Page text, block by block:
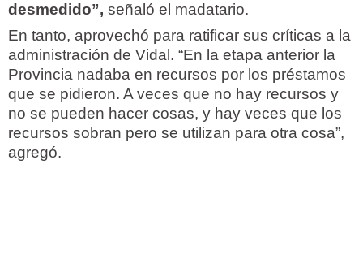
desmedido”, señaló el madatario.
En tanto, aprovechó para ratificar sus críticas a la
administración de Vidal. “En la etapa anterior la
Provincia nadaba en recursos por los préstamos
que se pidieron. A veces que no hay recursos y
no se pueden hacer cosas, y hay veces que los
recursos sobran pero se utilizan para otra cosa”,
agregó.